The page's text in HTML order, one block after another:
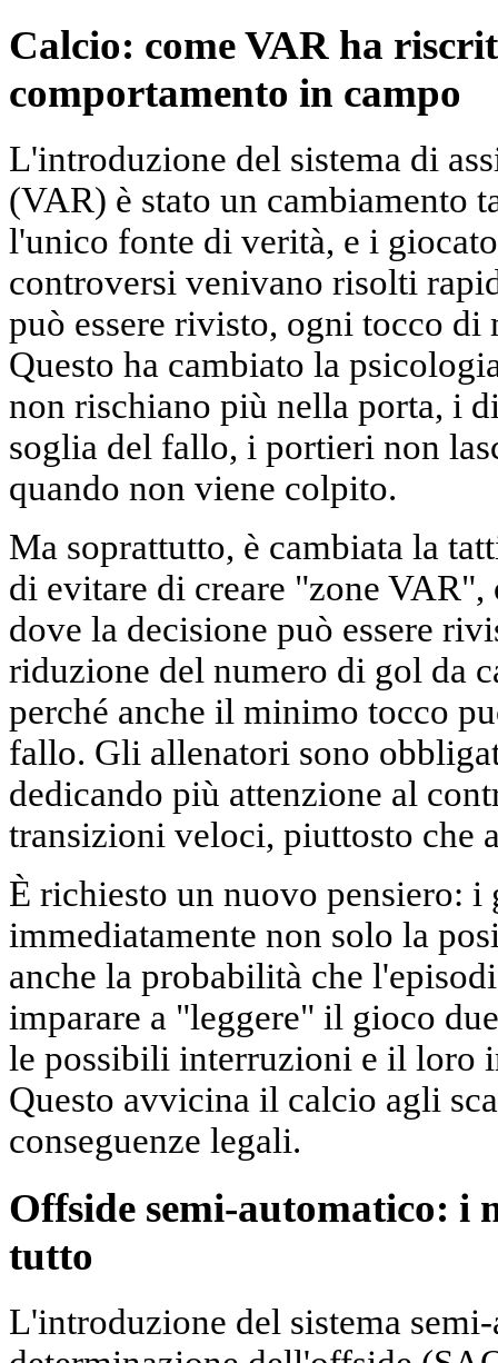
Calcio: come VAR ha
comportamento in campo
L'introduzione del sistema di
(VAR) è stato un cambiamento
l'unico fonte di verità, e i
controversi venivano risolti
può essere rivisto, ogni tocco di
Questo ha cambiato la
non rischiano più nella porta, i
soglia del fallo, i portieri non
quando non viene colpito.
Ma soprattutto, è cambiata la
di evitare di creare "zone
dove la decisione può essere
riduzione del numero di gol da
perché anche il minimo tocco
fallo. Gli allenatori sono
dedicando più attenzione al
transizioni veloci, piuttosto che
È richiesto un nuovo pensiero:
immediatamente non solo la
anche la probabilità che
imparare a "leggere" il gioco
le possibili interruzioni e il loro
Questo avvicina il calcio agli
conseguenze legali.
Offside semi-automatico: i
tutto
L'introduzione del sistema